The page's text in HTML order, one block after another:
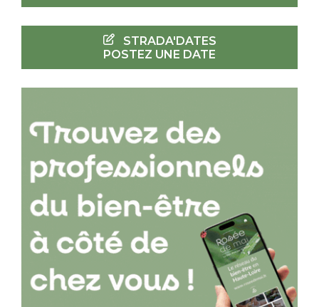
STRADA'DATES
POSTEZ UNE DATE